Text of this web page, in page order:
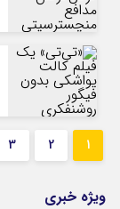
1
2
3
ویژه خبری